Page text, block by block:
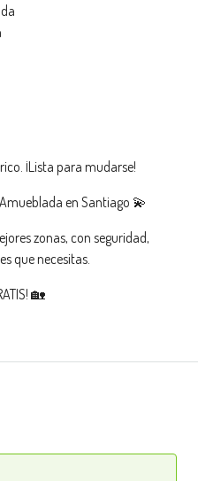
¡Lista para mudarse!
en Santiago 💫
zonas, con seguridad,
que necesitas.
🏡